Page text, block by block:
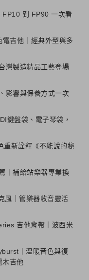
到 FP90 一次看
吉他｜經典外型與多
灣製造精品工藝登場
影響與保養方式一次
鍵盤袋、電子琴袋，
重新詮釋《不能說的秘
｜補給站樂器專業換
風｜管樂器收音靈活
吉他背帶｜波西米
｜溫暖音色與復
木吉他